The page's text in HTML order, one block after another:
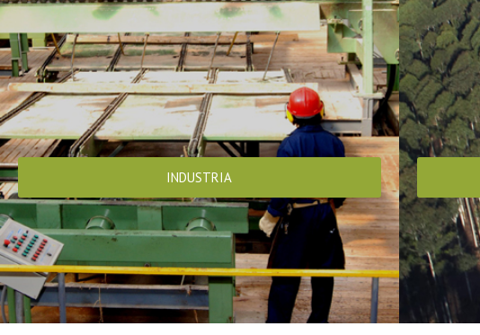
INDUSTRIA